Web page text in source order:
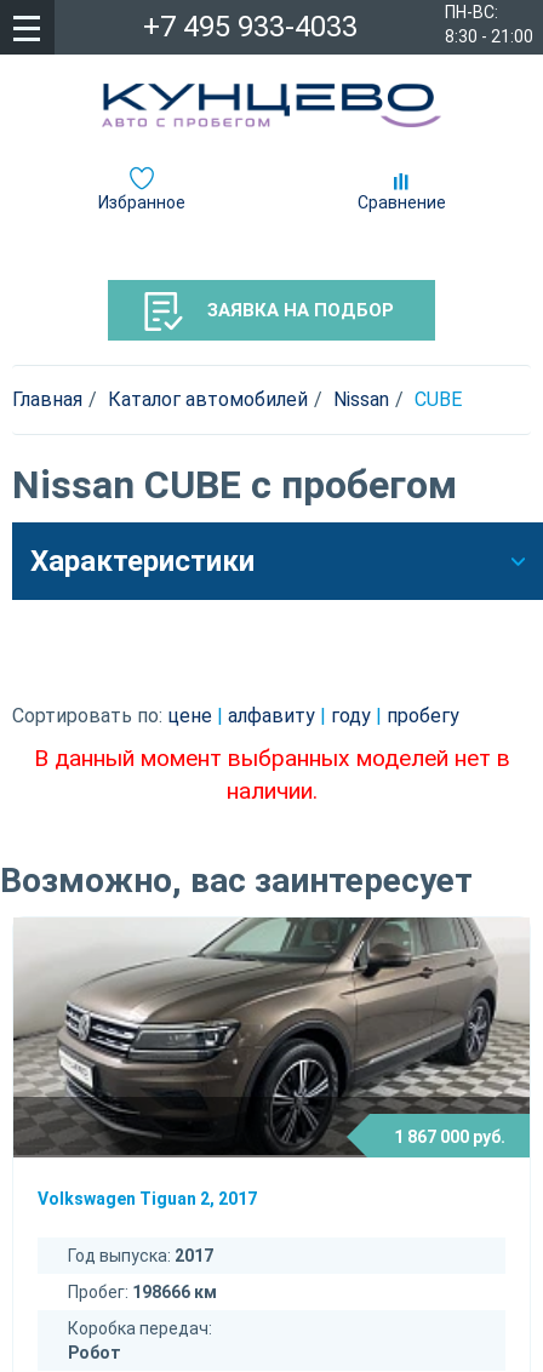
ПН-ВС:
8:30 - 21:00
+7 495 933-4033
Избранное Сравнение
ЗАЯВКА НА ПОДБОР
Главная Каталог автомобилей Nissan CUBE
Nissan CUBE с пробегом
Характеристики
Сортировать по: цене алфавиту году пробегу
В данный момент выбранных моделей нет в
наличии.
Возможно, вас заинтересует
1 867 000 руб.
Volkswagen Tiguan 2, 2017
Год выпуска: 2017
Пробег: 198666 км
Коробка передач:
Робот